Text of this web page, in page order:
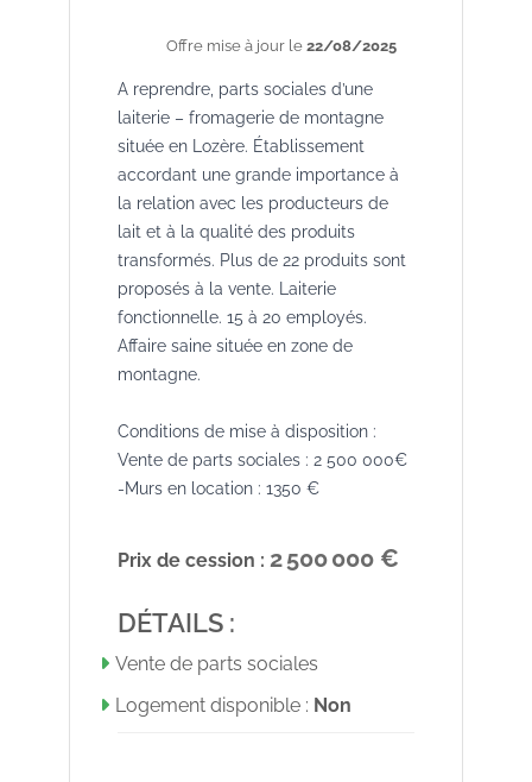
Offre mise à jour le 22/08/2025
A reprendre, parts sociales d’une
laiterie – fromagerie de montagne
située en Lozère. Établissement
accordant une grande importance à
la relation avec les producteurs de
lait et à la qualité des produits
transformés. Plus de 22 produits sont
proposés à la vente. Laiterie
fonctionnelle. 15 à 20 employés.
Affaire saine située en zone de
montagne.
Conditions de mise à disposition :
Vente de parts sociales : 2 500 000€
-Murs en location : 1350 €
Prix de cession :2 500 000 €
DÉTAILS :
Vente de parts sociales
Logement disponible : Non